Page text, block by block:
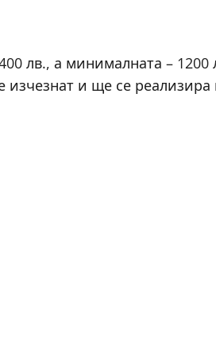
лв., а минималната – 1200
изчезнат и ще се